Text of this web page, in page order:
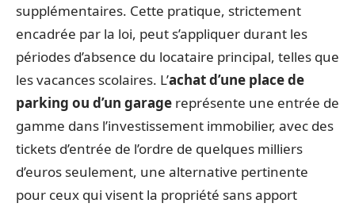
supplémentaires. Cette pratique, strictement
encadrée par la loi, peut s’appliquer durant les
périodes d’absence du locataire principal, telles que
les vacances scolaires. L’achat d’une place de
parking ou d’un garage représente une entrée de
gamme dans l’investissement immobilier, avec des
tickets d’entrée de l’ordre de quelques milliers
d’euros seulement, une alternative pertinente
pour ceux qui visent la propriété sans apport